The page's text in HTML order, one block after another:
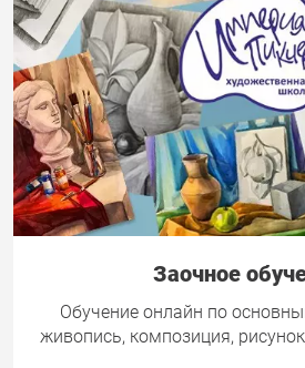
Заочное
Обучение онлайн по
живопись, композиция,